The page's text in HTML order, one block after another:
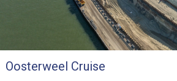
Oosterweel Cruise